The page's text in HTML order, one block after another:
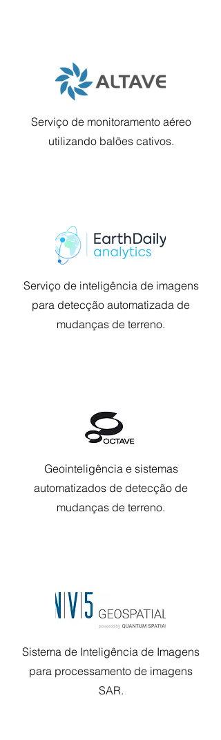
Serviço de monitoramento aéreo
utilizando balões cativos.
Serviço de inteligência de imagens
para detecção automatizada de
mudanças de terreno.
Geointeligência e sistemas
automatizados de detecção de
mudanças de terreno.
Sistema de Inteligência de Imagens
para processamento de imagens
SAR.